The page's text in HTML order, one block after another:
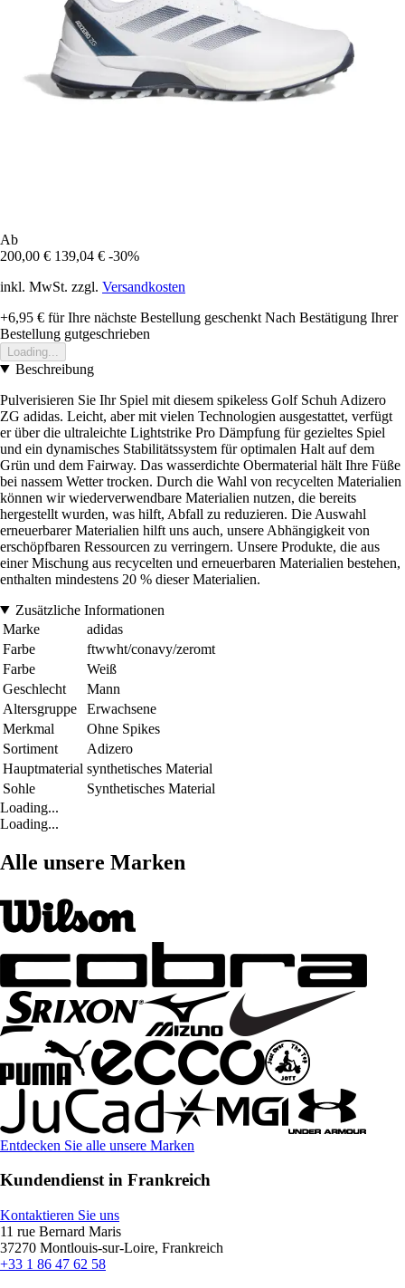
Ab
200,00 € 139,04 € -30%
inkl. MwSt. zzgl. Versandkosten
+6,95 € für Ihre nächste Bestellung geschenkt Nach Bestätigung Ihrer
Bestellung gutgeschrieben
Loading...
Beschreibung
Pulverisieren Sie Ihr Spiel mit diesem spikeless Golf Schuh Adizero
ZG adidas. Leicht, aber mit vielen Technologien ausgestattet, verfügt
er über die ultraleichte Lightstrike Pro Dämpfung für gezieltes Spiel
und ein dynamisches Stabilitätssystem für optimalen Halt auf dem
Grün und dem Fairway. Das wasserdichte Obermaterial hält Ihre Füße
bei nassem Wetter trocken. Durch die Wahl von recycelten Materialien
können wir wiederverwendbare Materialien nutzen, die bereits
hergestellt wurden, was hilft, Abfall zu reduzieren. Die Auswahl
erneuerbarer Materialien hilft uns auch, unsere Abhängigkeit von
erschöpfbaren Ressourcen zu verringern. Unsere Produkte, die aus
einer Mischung aus recycelten und erneuerbaren Materialien bestehen,
enthalten mindestens 20 % dieser Materialien.
Zusätzliche Informationen
Marke
adidas
Farbe
ftwwht/conavy/zeromt
Farbe
Weiß
Geschlecht
Mann
Altersgruppe
Erwachsene
Merkmal
Ohne Spikes
Sortiment
Adizero
Hauptmaterial synthetisches Material
Sohle
Synthetisches Material
Loading...
Loading...
Alle unsere Marken
Entdecken Sie alle unsere Marken
Kundendienst in Frankreich
Kontaktieren Sie uns
11 rue Bernard Maris
37270 Montlouis-sur-Loire, Frankreich
+33 1 86 47 62 58